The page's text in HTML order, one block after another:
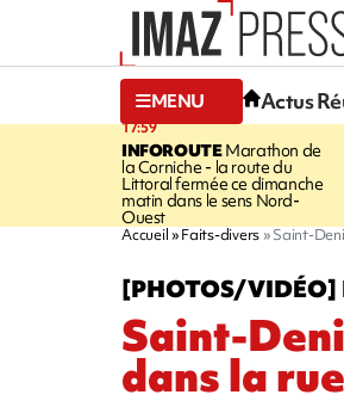
MENU Actus
17:59
INFOROUTEMarathon de
la Corniche - la route du
Littoral fermée ce dimanche
matin dans le sens Nord-
Ouest
Accueil Faits-divers Saint-
[PHOTOS/VIDÉO]
Saint-
dans la